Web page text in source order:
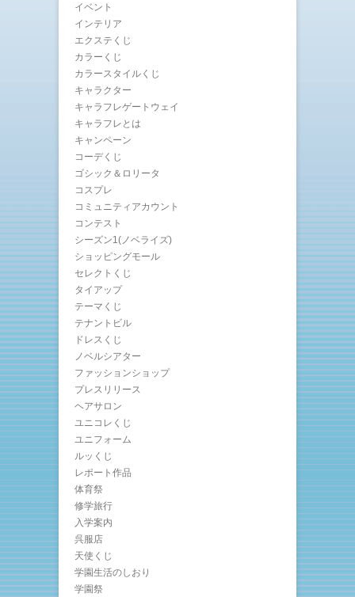
イベント
インテリア
エクステくじ
カラーくじ
カラースタイルくじ
キャラクター
キャラフレゲートウェイ
キャラフレとは
キャンペーン
コーデくじ
ゴシック＆ロリータ
コスプレ
コミュニティアカウント
コンテスト
シーズン1(ノベライズ)
ショッピングモール
セレクトくじ
タイアップ
テーマくじ
テナントビル
ドレスくじ
ノベルシアター
ファッションショップ
プレスリリース
ヘアサロン
ユニコレくじ
ユニフォーム
ルッくじ
レポート作品
体育祭
修学旅行
入学案内
呉服店
天使くじ
学園生活のしおり
学園祭